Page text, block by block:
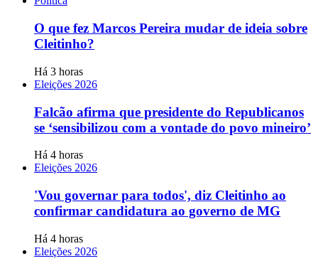
O que fez Marcos Pereira mudar de ideia sobre
Cleitinho?
Há 3 horas
Eleições 2026
Falcão afirma que presidente do Republicanos
se ‘sensibilizou com a vontade do povo mineiro’
Há 4 horas
Eleições 2026
'Vou governar para todos', diz Cleitinho ao
confirmar candidatura ao governo de MG
Há 4 horas
Eleições 2026